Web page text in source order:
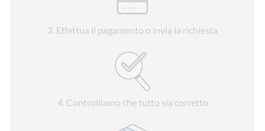
3 . Effettua il pagamento o invia la richiesta
4. Controlliamo che tutto sia corretto